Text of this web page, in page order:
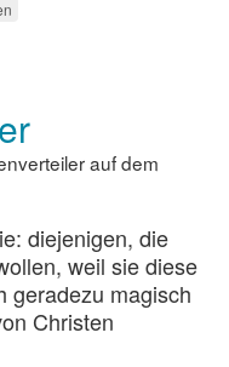
auf dem
diejenigen, die
weil sie diese
geradezu magisch
Christen